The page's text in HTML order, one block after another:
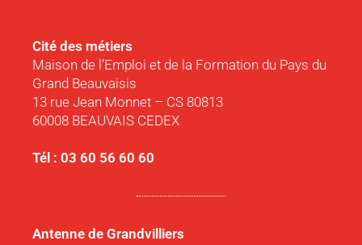
Cité des métiers
Maison de l’Emploi et de la Formation du Pays du
Grand Beauvaisis
13 rue Jean Monnet – CS 80813
60008 BEAUVAIS CEDEX
Tél : 03 60 56 60 60
Antenne de Grandvilliers